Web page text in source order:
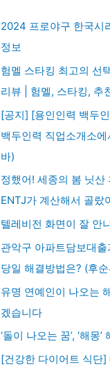
2024 프로야구 한국시
정보
험멜 스타킹 최고의 선
리뷰 | 험멜, 스타킹, 추
[공지] [용인인력 백두
백두인력 직업소개소
바)
정했어! 세종의 봄 닛산
ENTJ가 계산해서 골랐
텔레비전 화면이 잘 안
관악구 아파트담보대
당일 해결방법은? (후
유명 연예인이 나오는
겠습니다
‘돌이 나오는 꿈’, ‘해몽’
[건강한 다이어트 식단